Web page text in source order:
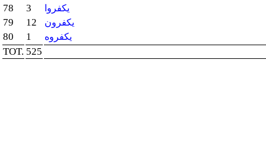
78 3 يكفروا
79 12 يكفرون
80 1 يكفروه
TOT. 525